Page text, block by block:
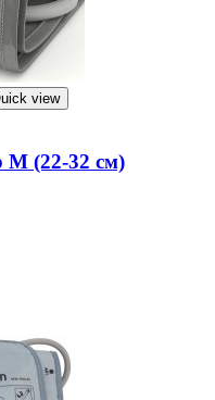
view
M (22-32 см)